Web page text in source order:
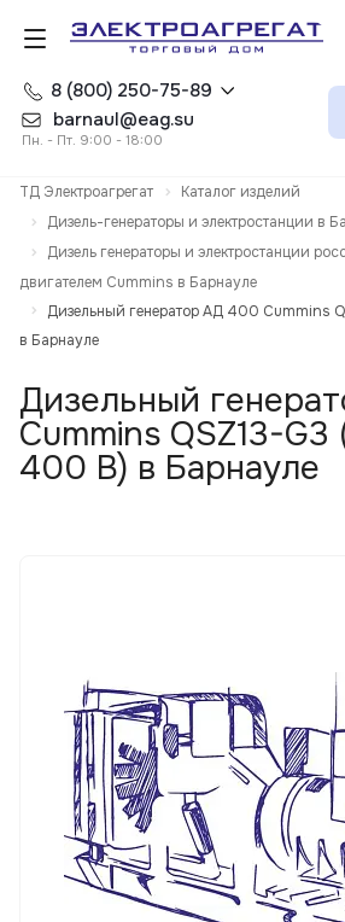
8 (800) 250-75-89
barnaul@eag.su
Пн. - Пт. 9:00 - 18:00
ТД Электроагрегат
Каталог изделий
Дизель-генераторы и электростанции в
Дизель генераторы и электростанции
двигателем Cummins в Барнауле
Дизельный генератор АД 400 Cummins
в Барнауле
Дизельный
Cummins QSZ13-
400 В) в Барнауле